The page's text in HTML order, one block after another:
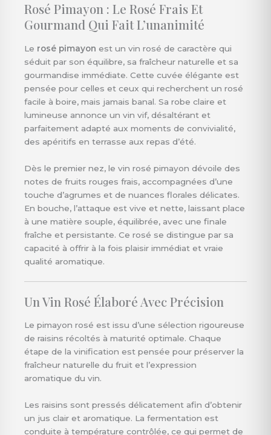
Rosé Pimayon : Le Rosé Frais Et
Gourmand Qui Fait L’unanimité
Le rosé pimayon est un vin rosé de caractère qui
séduit par son équilibre, sa fraîcheur naturelle et sa
gourmandise immédiate. Cette cuvée élégante est
pensée pour celles et ceux qui recherchent un rosé
facile à boire, mais jamais banal. Sa robe claire et
lumineuse annonce un vin vif, désaltérant et
parfaitement adapté aux moments de convivialité,
des apéritifs en terrasse aux repas d’été.
Dès le premier nez, le vin rosé pimayon dévoile des
notes de fruits rouges frais, accompagnées d’une
touche d’agrumes et de nuances florales délicates.
En bouche, l’attaque est vive et nette, laissant place
à une matière souple, équilibrée, avec une finale
fraîche et persistante. Ce rosé se distingue par sa
capacité à offrir à la fois plaisir immédiat et vraie
qualité aromatique.
Un Vin Rosé Élaboré Avec Précision
Le pimayon rosé est issu d’une sélection rigoureuse
de raisins récoltés à maturité optimale. Chaque
étape de la vinification est pensée pour préserver la
fraîcheur naturelle du fruit et l’expression
aromatique du vin.
Les raisins sont pressés délicatement afin d’obtenir
un jus clair et aromatique. La fermentation est
conduite à température contrôlée, ce qui permet de